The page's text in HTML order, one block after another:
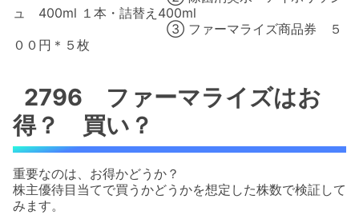
ュ 400ml １本・詰替え400ml
③ ファーマライズ商品券 ５
００円＊５枚
2796 ファーマライズはお
得？ 買い？
重要なのは、お得かどうか？
株主優待目当てで買うかどうかを想定した株数で検証して
みます。